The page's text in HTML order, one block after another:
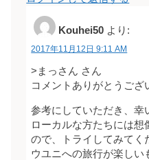
Kouhei50 より:
2017年11月12日 9:11 AM
>まっさん さん
コメントありがとうござ
参考にしていただき、幸
ローカルな方たちには想
ので、トライしてみてく
ウユニへの旅行が楽しい